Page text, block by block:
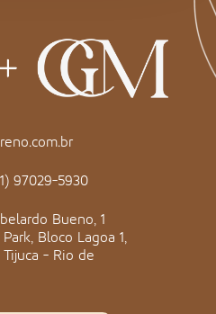
97029-5930
Bueno, 1
Bloco Lagoa 1,
Tijuca - Rio de